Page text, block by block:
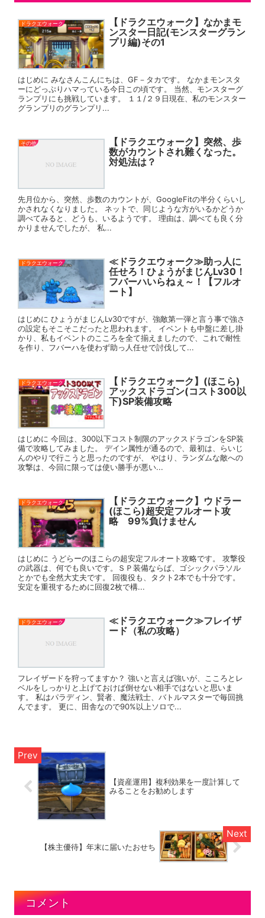
ドラクエウォーク
【ドラクエウォーク】なかまモ
ンスター日記(モンスターグラン
プリ編)その1
はじめに みなさんこんにちは、GF－タカです。 なかまモンスタ
ーにどっぷりハマっている今日この頃です。 当然、モンスターグ
ランプリにも挑戦しています。 １１/２９日現在、私のモンスター
グランプリのグランプリ...
その他
【ドラクエウォーク】突然、歩
数がカウントされ難くなった。
対処法は？
先月位から、突然、歩数のカウントが、GoogleFitの半分くらいし
かされなくなりました。 ネットで、同じような方がいるかどうか
調べてみると、どうも、いるようです。 理由は、調べても良く分
かりませんでしたが、 私...
ドラクエウォーク
≪ドラクエウォーク≫助っ人に
任せろ！ひょうがまじんLv30！
フバーハいらねぇ～！【フルオ
ート】
はじめに ひょうがまじんLv30ですが、強敵第一弾と言う事で強さ
の設定もそこそこだったと思われます。 イベントも中盤に差し掛
かり、私もイベントのこころを全て揃えましたので、これで耐性
を作り、フバーハを使わず助っ人任せで討伐して...
ドラクエウォーク
【ドラクエウォーク】(ほこら)
アックスドラゴン(コスト300以
下)SP装備攻略
はじめに 今回は、300以下コスト制限のアックスドラゴンをSP装
備で攻略してみました。 デイン属性が通るので、最初は、らいじ
んのやりで行こうと思ったのですが、 やはり、ランダムな敵への
攻撃は、今回に限っては使い勝手が悪い...
ドラクエウォーク
【ドラクエウォーク】ウドラー
(ほこら)超安定フルオート攻
略 99%負けません
はじめに うどらーのほこらの超安定フルオート攻略です。 攻撃役
の武器は、何でも良いです。ＳＰ装備ならば、ゴシックパラソル
とかでも全然大丈夫です。 回復役も、タクト2本でも十分です。
安定を重視するために回復2枚で構...
ドラクエウォーク
≪ドラクエウォーク≫フレイザ
ード（私の攻略）
フレイザードを狩ってますか？ 強いと言えば強いが、こころとレ
ベルをしっかりと上げておけば倒せない相手ではないと思いま
す。 私はパラディン、賢者、魔法戦士、バトルマスターで毎回挑
んでます。 更に、田舎なので90%以上ソロで...
【資産運用】複利効果を一度計算して
みることをお勧めします
【株主優待】年末に届いたおせち
コメント